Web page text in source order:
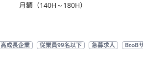
月額（140H～180H）
高成長企業 従業員99名以下 急募求人 BtoB